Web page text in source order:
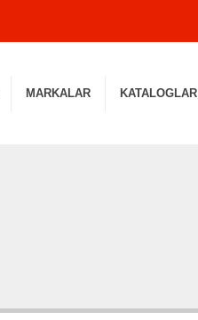
MARKALAR KATALOGLAR